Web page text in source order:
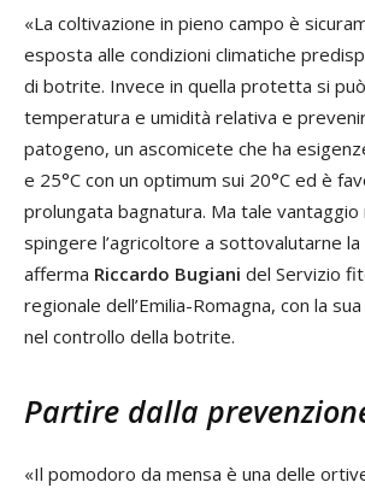
«La coltivazione in pieno campo è
esposta alle condizioni climatiche
di botrite. Invece in quella protetta si
temperatura e umidità relativa e
patogeno, un ascomicete che ha
e 25°C con un optimum sui 20°C ed è
prolungata bagnatura. Ma tale vantaggio
spingere l’agricoltore a sottovalutarne
afferma Riccardo Bugiani del Servizio
regionale dell’Emilia-Romagna, con la
nel controllo della botrite.
Partire dalla
«Il pomodoro da mensa è una delle